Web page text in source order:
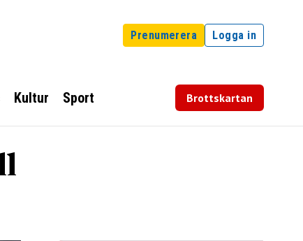
Prenumerera Logga in
Kultur Sport Brottskartan